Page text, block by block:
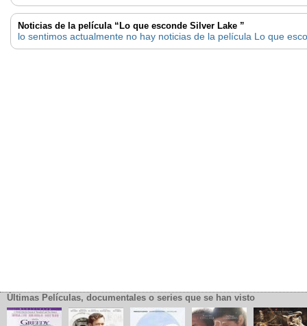
Noticias de la película “Lo que esconde Silver Lake ”
lo sentimos actualmente no hay noticias de la película Lo que
Últimas Películas, documentales o series que se han visto